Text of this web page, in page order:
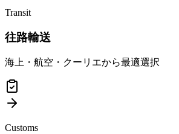
Transit
往路輸送
海上・航空・クーリエから最適選択
Customs